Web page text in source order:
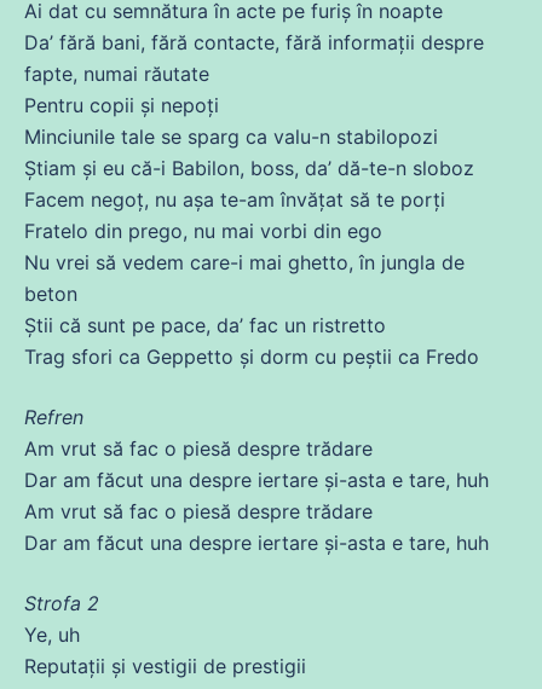
Ai dat cu semnătura în acte pe furiș în noapte
Da’ fără bani, fără contacte, fără informații despre
fapte, numai răutate
Pentru copii și nepoți
Minciunile tale se sparg ca valu-n stabilopozi
Știam și eu că-i Babilon, boss, da’ dă-te-n sloboz
Facеm negoț, nu așa te-am învățat să te porți
Fratеlo din prego, nu mai vorbi din ego
Nu vrei să vedem care-i mai ghetto, în jungla de
beton
Știi că sunt pe pace, da’ fac un ristretto
Trag sfori ca Geppetto și dorm cu peștii ca Fredo
Refren
Am vrut să fac o piesă despre trădare
Dar am făcut una despre iertare și-asta e tare, huh
Am vrut să fac o piesă despre trădare
Dar am făcut una despre iertare și-asta e tare, huh
Strofa 2
Ye, uh
Reputații și vestigii de prestigii